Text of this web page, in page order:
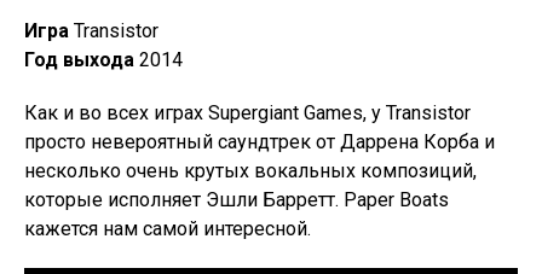
Игра Transistor
Год выхода 2014
Как и во всех играх Supergiant Games, у Transistor
просто невероятный саундтрек от Даррена Корба и
несколько очень крутых вокальных композиций,
которые исполняет Эшли Барретт. Paper Boats
кажется нам самой интересной.